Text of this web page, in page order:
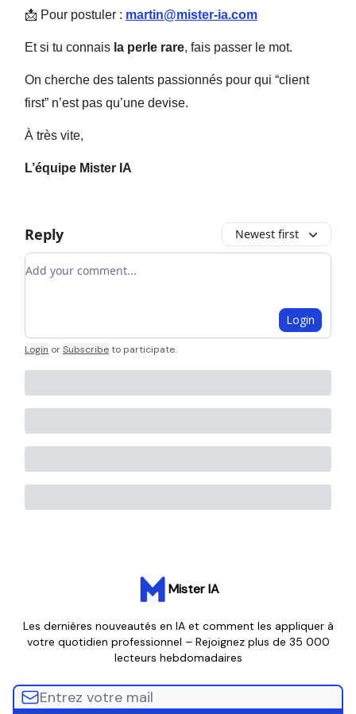
📩 Pour postuler : martin@mister-ia.com
Et si tu connais la perle rare, fais passer le mot.
On cherche des talents passionnés pour qui “client
first” n’est pas qu’une devise.
À très vite,
L’équipe Mister IA
Reply Newest first
Add your comment
Login
Login orSubscribeto participate.
Mister IA
Les dernières nouveautés en IA et comment les appliquer à
votre quotidien professionnel – Rejoignez plus de 35 000
lecteurs hebdomadaires